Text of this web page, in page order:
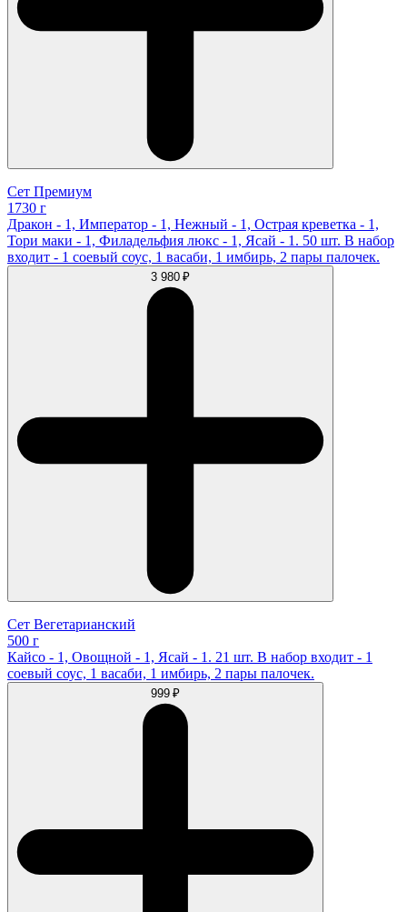
Сет Премиум
1730 г
Дракон - 1, Император - 1, Нежный - 1, Острая креветка - 1,
Тори маки - 1, Филадельфия люкс - 1, Ясай - 1. 50 шт. В набор
входит - 1 соевый соус, 1 васаби, 1 имбирь, 2 пары палочек.
3 980 ₽
Сет Вегетарианский
500 г
Кайсо - 1, Овощной - 1, Ясай - 1. 21 шт. В набор входит - 1
соевый соус, 1 васаби, 1 имбирь, 2 пары палочек.
999 ₽